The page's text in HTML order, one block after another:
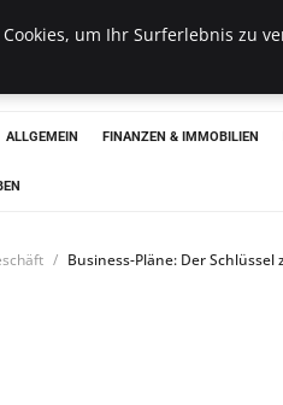
ALLGEMEIN FINANZEN & IMMOBILIEN
Business-Pläne: Der
um Ihr Surferlebnis zu